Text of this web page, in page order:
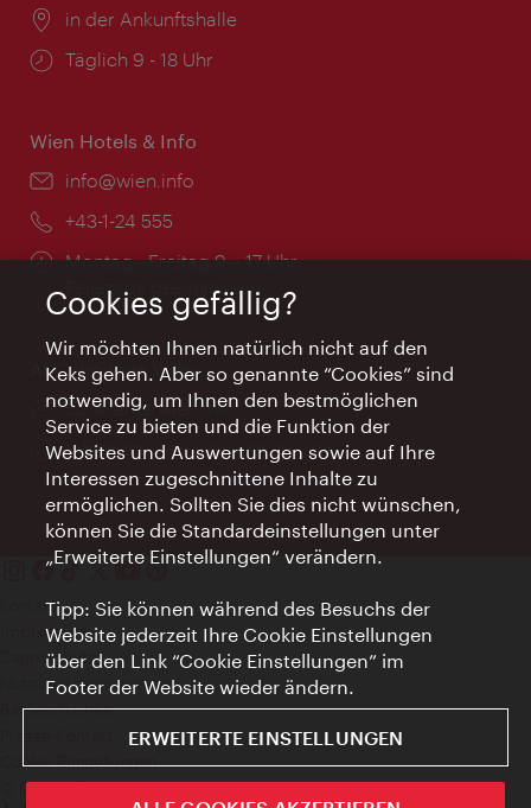
Ort:
in der Ankunftshalle
Öffnungszeiten:
Täglich 9 - 18 Uhr
Wien Hotels & Info
Email:
info@wien.info
Telefon:
+43-1-24 555
Öffnungszeiten:
Montag - Freitag 9 – 17 Uhr
Feiertags geschlossen
AI Concierge Wien
Ort:
concierge.wien.info
Öffnungszeiten:
Informationen rund um die Uhr
Kontakt
Impressum
Datenschutz
Nutzungsbedingungen
Barrierefreiheit
Cookie Einstellungen
© Copyright WienTourismus
Cookies gefällig?
Wir möchten Ihnen natürlich nicht auf den
Keks gehen. Aber so genannte “Cookies” sind
notwendig, um Ihnen den bestmöglichen
Service zu bieten und die Funktion der
Websites und Auswertungen sowie auf Ihre
Interessen zugeschnittene Inhalte zu
ermöglichen. Sollten Sie dies nicht wünschen,
können Sie die Standardeinstellungen unter
„Erweiterte Einstellungen“ verändern.
Tipp: Sie können während des Besuchs der
Website jederzeit Ihre Cookie Einstellungen
über den Link “Cookie Einstellungen” im
Footer der Website wieder ändern.
ERWEITERTE EINSTELLUNGEN